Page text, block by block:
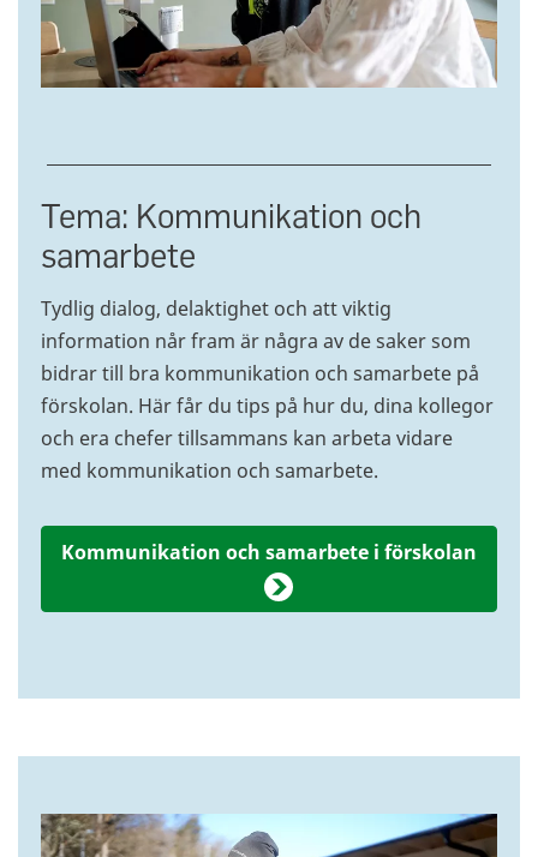
Tema: Kommunikation och
samarbete
Tydlig dialog, delaktighet och att viktig
information når fram är några av de saker som
bidrar till bra kommunikation och samarbete på
förskolan. Här får du tips på hur du, dina kollegor
och era chefer tillsammans kan arbeta vidare
med kommunikation och samarbete.
Kommunikation och samarbete i förskolan